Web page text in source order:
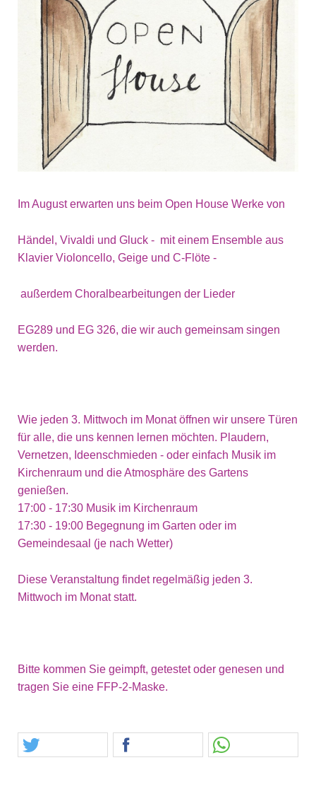
Im August erwarten uns beim Open House Werke von
Händel, Vivaldi und Gluck - mit einem Ensemble aus
Klavier Violoncello, Geige und C-Flöte -
außerdem Choralbearbeitungen der Lieder
EG289 und EG 326, die wir auch gemeinsam singen
werden.
Wie jeden 3. Mittwoch im Monat öffnen wir unsere Türen
für alle, die uns kennen lernen möchten. Plaudern,
Vernetzen, Ideenschmieden - oder einfach Musik im
Kirchenraum und die Atmosphäre des Gartens
genießen.
17:00 - 17:30 Musik im Kirchenraum
17:30 - 19:00 Begegnung im Garten oder im
Gemeindesaal (je nach Wetter)
Diese Veranstaltung findet regelmäßig jeden 3.
Mittwoch im Monat statt.
Bitte kommen Sie geimpft, getestet oder genesen und
tragen Sie eine FFP-2-Maske.